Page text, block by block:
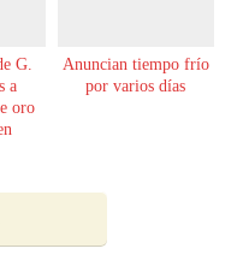
G.
a
oro
Anuncian tiempo frío
por varios días